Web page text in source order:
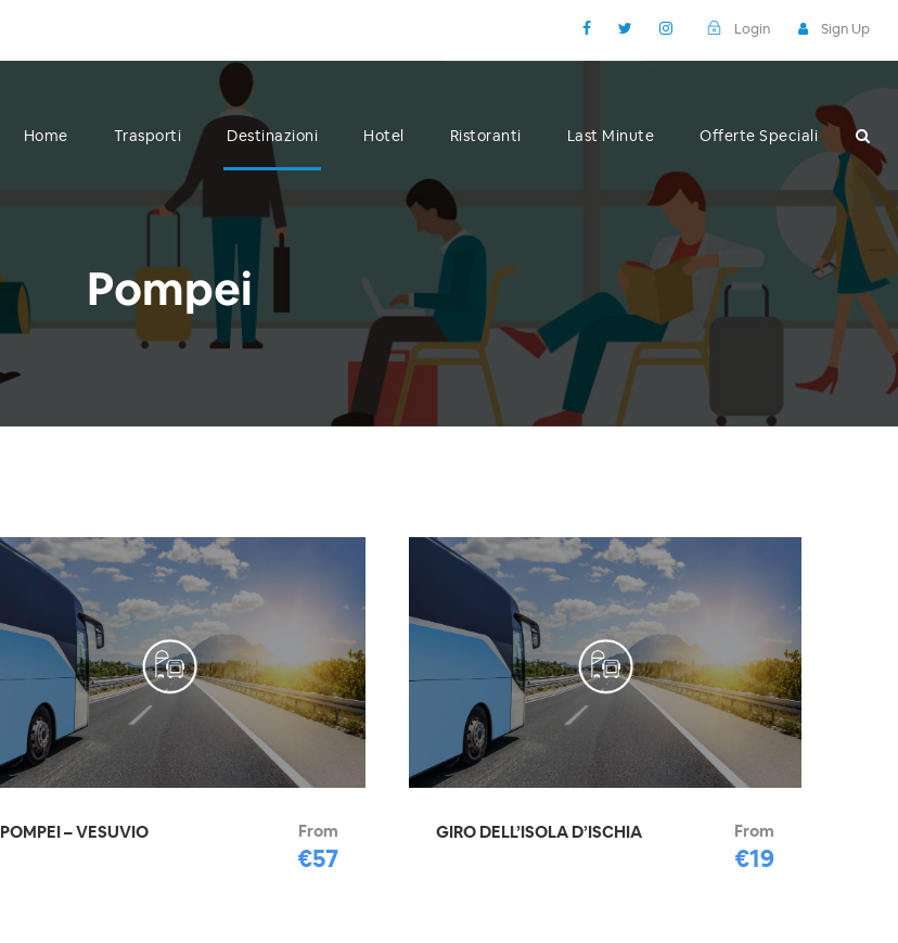
Login Sign Up
Home Trasporti Destinazioni Hotel Ristoranti Last Minute Offerte Speciali
Pompei
POMPEI – VESUVIO From
€57
GIRO DELL’ISOLA D’ISCHIA From
€19